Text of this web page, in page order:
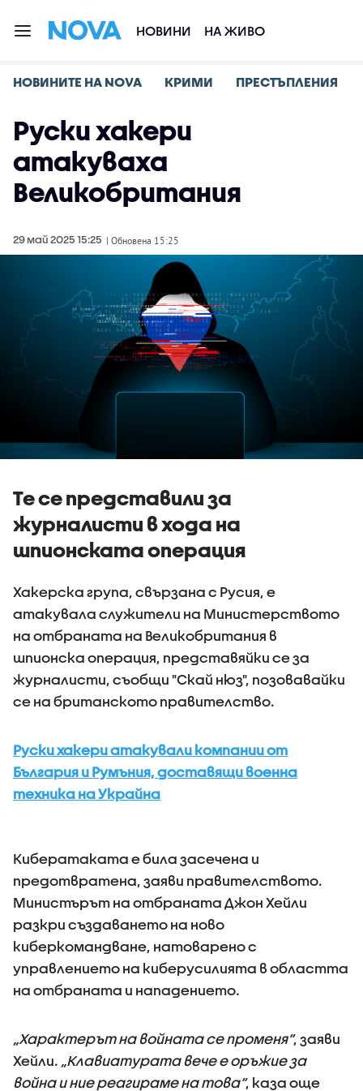
НОВИНИ НА ЖИВО
НОВИНИТЕ НА NOVA КРИМИ ПРЕСТЪПЛЕНИЯ
Руски хакери
атакуваха
Великобритания
29 май 2025 15:25 | Обновена 15:25
Те се представили за
журналисти в хода на
шпионската операция
Хакерска група, свързана с Русия, е
атакувала служители на Министерството
на отбраната на Великобритания в
шпионска операция, представяйки се за
журналисти, съобщи "Скай нюз", позовавайки
се на британското правителство.
Руски хакери атакували компании от
България и Румъния, доставящи военна
техника на Украйна
Кибератаката е била засечена и
предотвратена, заяви правителството.
Министърът на отбраната Джон Хейли
разкри създаването на ново
киберкомандване, натоварено с
управлението на киберусилията в областта
на отбраната и нападението.
„Характерът на войната се променя“, заяви
Хейли. „Клавиатурата вече е оръжие за
война и ние реагираме на това“, каза още